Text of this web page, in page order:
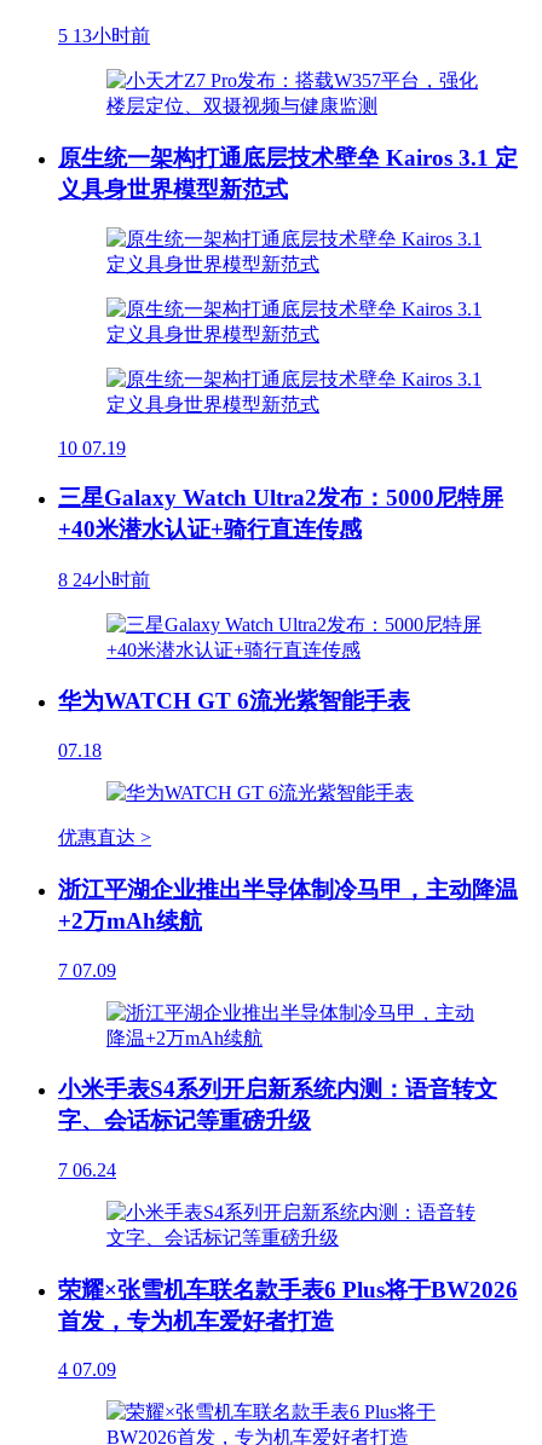
5 13小时前
原生统一架构打通底层技术壁垒 Kairos 3.1 定
义具身世界模型新范式
10 07.19
三星Galaxy Watch Ultra2发布：5000尼特屏
+40米潜水认证+骑行直连传感
8 24小时前
华为WATCH GT 6流光紫智能手表
07.18
优惠直达 >
浙江平湖企业推出半导体制冷马甲，主动降温
+2万mAh续航
7 07.09
小米手表S4系列开启新系统内测：语音转文
字、会话标记等重磅升级
7 06.24
荣耀×张雪机车联名款手表6 Plus将于BW2026
首发，专为机车爱好者打造
4 07.09